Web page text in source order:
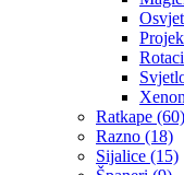
Ratkape (60)
Razno (18)
Sijalice (15)